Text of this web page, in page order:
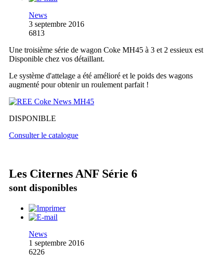
News
3 septembre 2016
6813
Une troisième série de wagon Coke MH45 à 3 et 2 essieux est
Disponible chez vos détaillant.
Le système d'attelage a été amélioré et le poids des wagons
augmenté pour obtenir un roulement parfait !
DISPONIBLE
Consulter le catalogue
Les Citernes ANF Série 6
sont disponibles
News
1 septembre 2016
6226